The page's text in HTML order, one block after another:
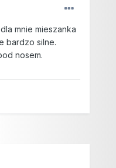
mnie mieszanka
bardzo silne.
nosem.